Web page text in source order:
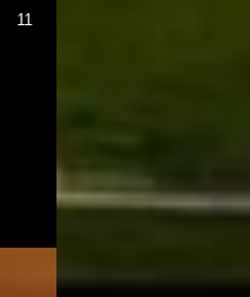
11